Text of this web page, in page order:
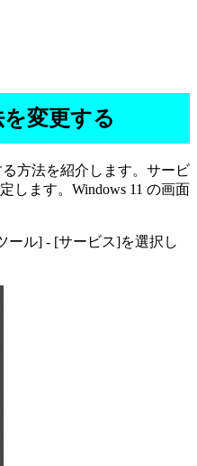
変更する
方法を紹介します。サービ
します。Windows 11 の画面
ール] - [サービス]を選択し